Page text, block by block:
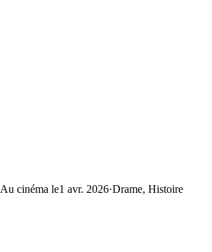
Au cinéma le1 avr. 2026·Drame, Histoire